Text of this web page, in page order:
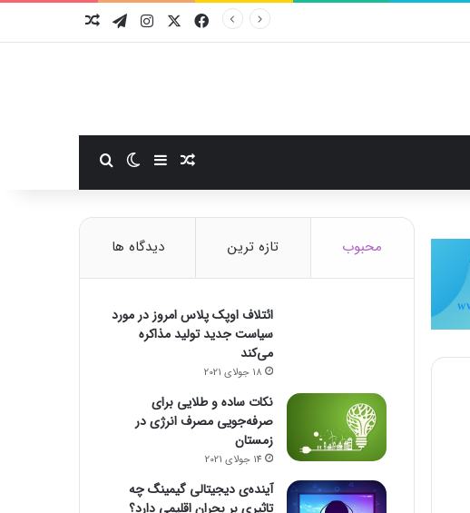
فیسبوکایکس اینستاگرام
تلگرام
نوشته تصادفی
سایدبارتغییر پوسته
محبوب تازه ترین دیدگاه ها
ائتلاف اوپک پلاس امروز در مورد
سیاست جدید تولید مذاکره
می‌کند
18 جولای 2021
نکات ساده و طلایی برای
صرفه‌جویی مصرف انرژی در
زمستان
14 جولای 2021
آینده‌ی دیجیتالی گیمینگ چه
تاثیری بر بحران اقلیمی دارد؟